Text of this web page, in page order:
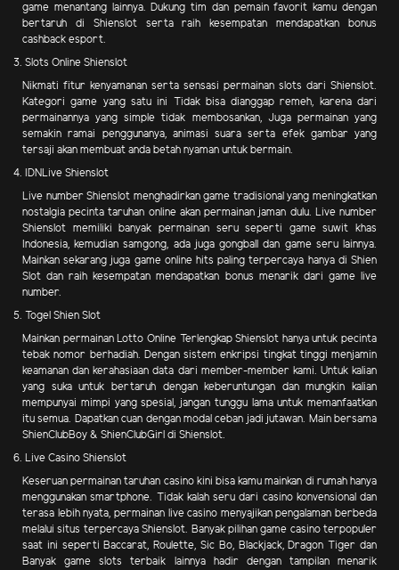
game menantang lainnya. Dukung tim dan pemain favorit kamu dengan
bertaruh di Shienslot serta raih kesempatan mendapatkan bonus
cashback esport.
3. Slots Online Shienslot
Nikmati fitur kenyamanan serta sensasi permainan slots dari Shienslot.
Kategori game yang satu ini Tidak bisa dianggap remeh, karena dari
permainannya yang simple tidak membosankan, Juga permainan yang
semakin ramai penggunanya, animasi suara serta efek gambar yang
tersaji akan membuat anda betah nyaman untuk bermain.
4. IDNLive Shienslot
Live number Shienslot menghadirkan game tradisional yang meningkatkan
nostalgia pecinta taruhan online akan permainan jaman dulu. Live number
Shienslot memiliki banyak permainan seru seperti game suwit khas
Indonesia, kemudian samgong, ada juga gongball dan game seru lainnya.
Mainkan sekarang juga game online hits paling terpercaya hanya di Shien
Slot dan raih kesempatan mendapatkan bonus menarik dari game live
number.
5. Togel Shien Slot
Mainkan permainan Lotto Online Terlengkap Shienslot hanya untuk pecinta
tebak nomor berhadiah. Dengan sistem enkripsi tingkat tinggi menjamin
keamanan dan kerahasiaan data dari member-member kami. Untuk kalian
yang suka untuk bertaruh dengan keberuntungan dan mungkin kalian
mempunyai mimpi yang spesial, jangan tunggu lama untuk memanfaatkan
itu semua. Dapatkan cuan dengan modal ceban jadi jutawan. Main bersama
ShienClubBoy & ShienClubGirl di Shienslot.
6. Live Casino Shienslot
Keseruan permainan taruhan casino kini bisa kamu mainkan di rumah hanya
menggunakan smartphone. Tidak kalah seru dari casino konvensional dan
terasa lebih nyata, permainan live casino menyajikan pengalaman berbeda
melalui situs terpercaya Shienslot. Banyak pilihan game casino terpopuler
saat ini seperti Baccarat, Roulette, Sic Bo, Blackjack, Dragon Tiger dan
Banyak game slots terbaik lainnya hadir dengan tampilan menarik